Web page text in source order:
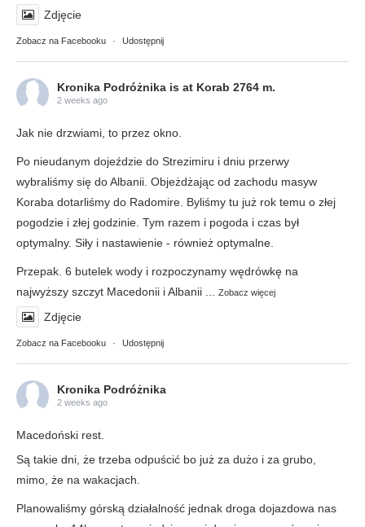
Zdjęcie
Zobacz na Facebooku · Udostępnij
Kronika Podróżnika is at Korab 2764 m.
2 weeks ago
Jak nie drzwiami, to przez okno.
Po nieudanym dojeździe do Strezimiru i dniu przerwy
wybraliśmy się do Albanii. Objeżdżając od zachodu masyw
Koraba dotarliśmy do Radomire. Byliśmy tu już rok temu o złej
pogodzie i złej godzinie. Tym razem i pogoda i czas był
optymalny. Siły i nastawienie - również optymalne.
Przepak. 6 butelek wody i rozpoczynamy wędrówkę na
najwyższy szczyt Macedonii i Albanii
Zobacz więcej
Zdjęcie
Zobacz na Facebooku · Udostępnij
Kronika Podróżnika
2 weeks ago
Macedoński rest.
Są takie dni, że trzeba odpuścić bo już za dużo i za grubo,
mimo, że na wakacjach.
Planowaliśmy górską działalność jednak droga dojazdowa nas